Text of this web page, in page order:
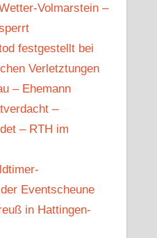
Volmarstein –
festgestellt bei
Verletztungen
– Ehemann
–
– RTH im
Eventscheune
in Hattingen-